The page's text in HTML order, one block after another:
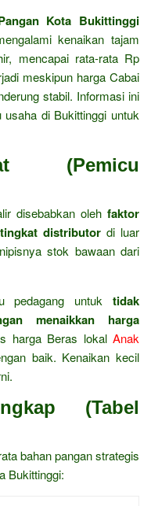
Kota Bukittinggi
kenaikan tajam
mencapai rata-rata Rp
meskipun harga Cabai
stabil. Informasi ini
di Bukittinggi untuk
(Pemicu
disebabkan oleh faktor
distributordi luar
stok bawaan dari
pedagang untuktidak
menaikkan harga
harga Beras lokal Anak
baik. Kenaikan kecil
(Tabel
bahan pangan strategis
Bukittinggi: